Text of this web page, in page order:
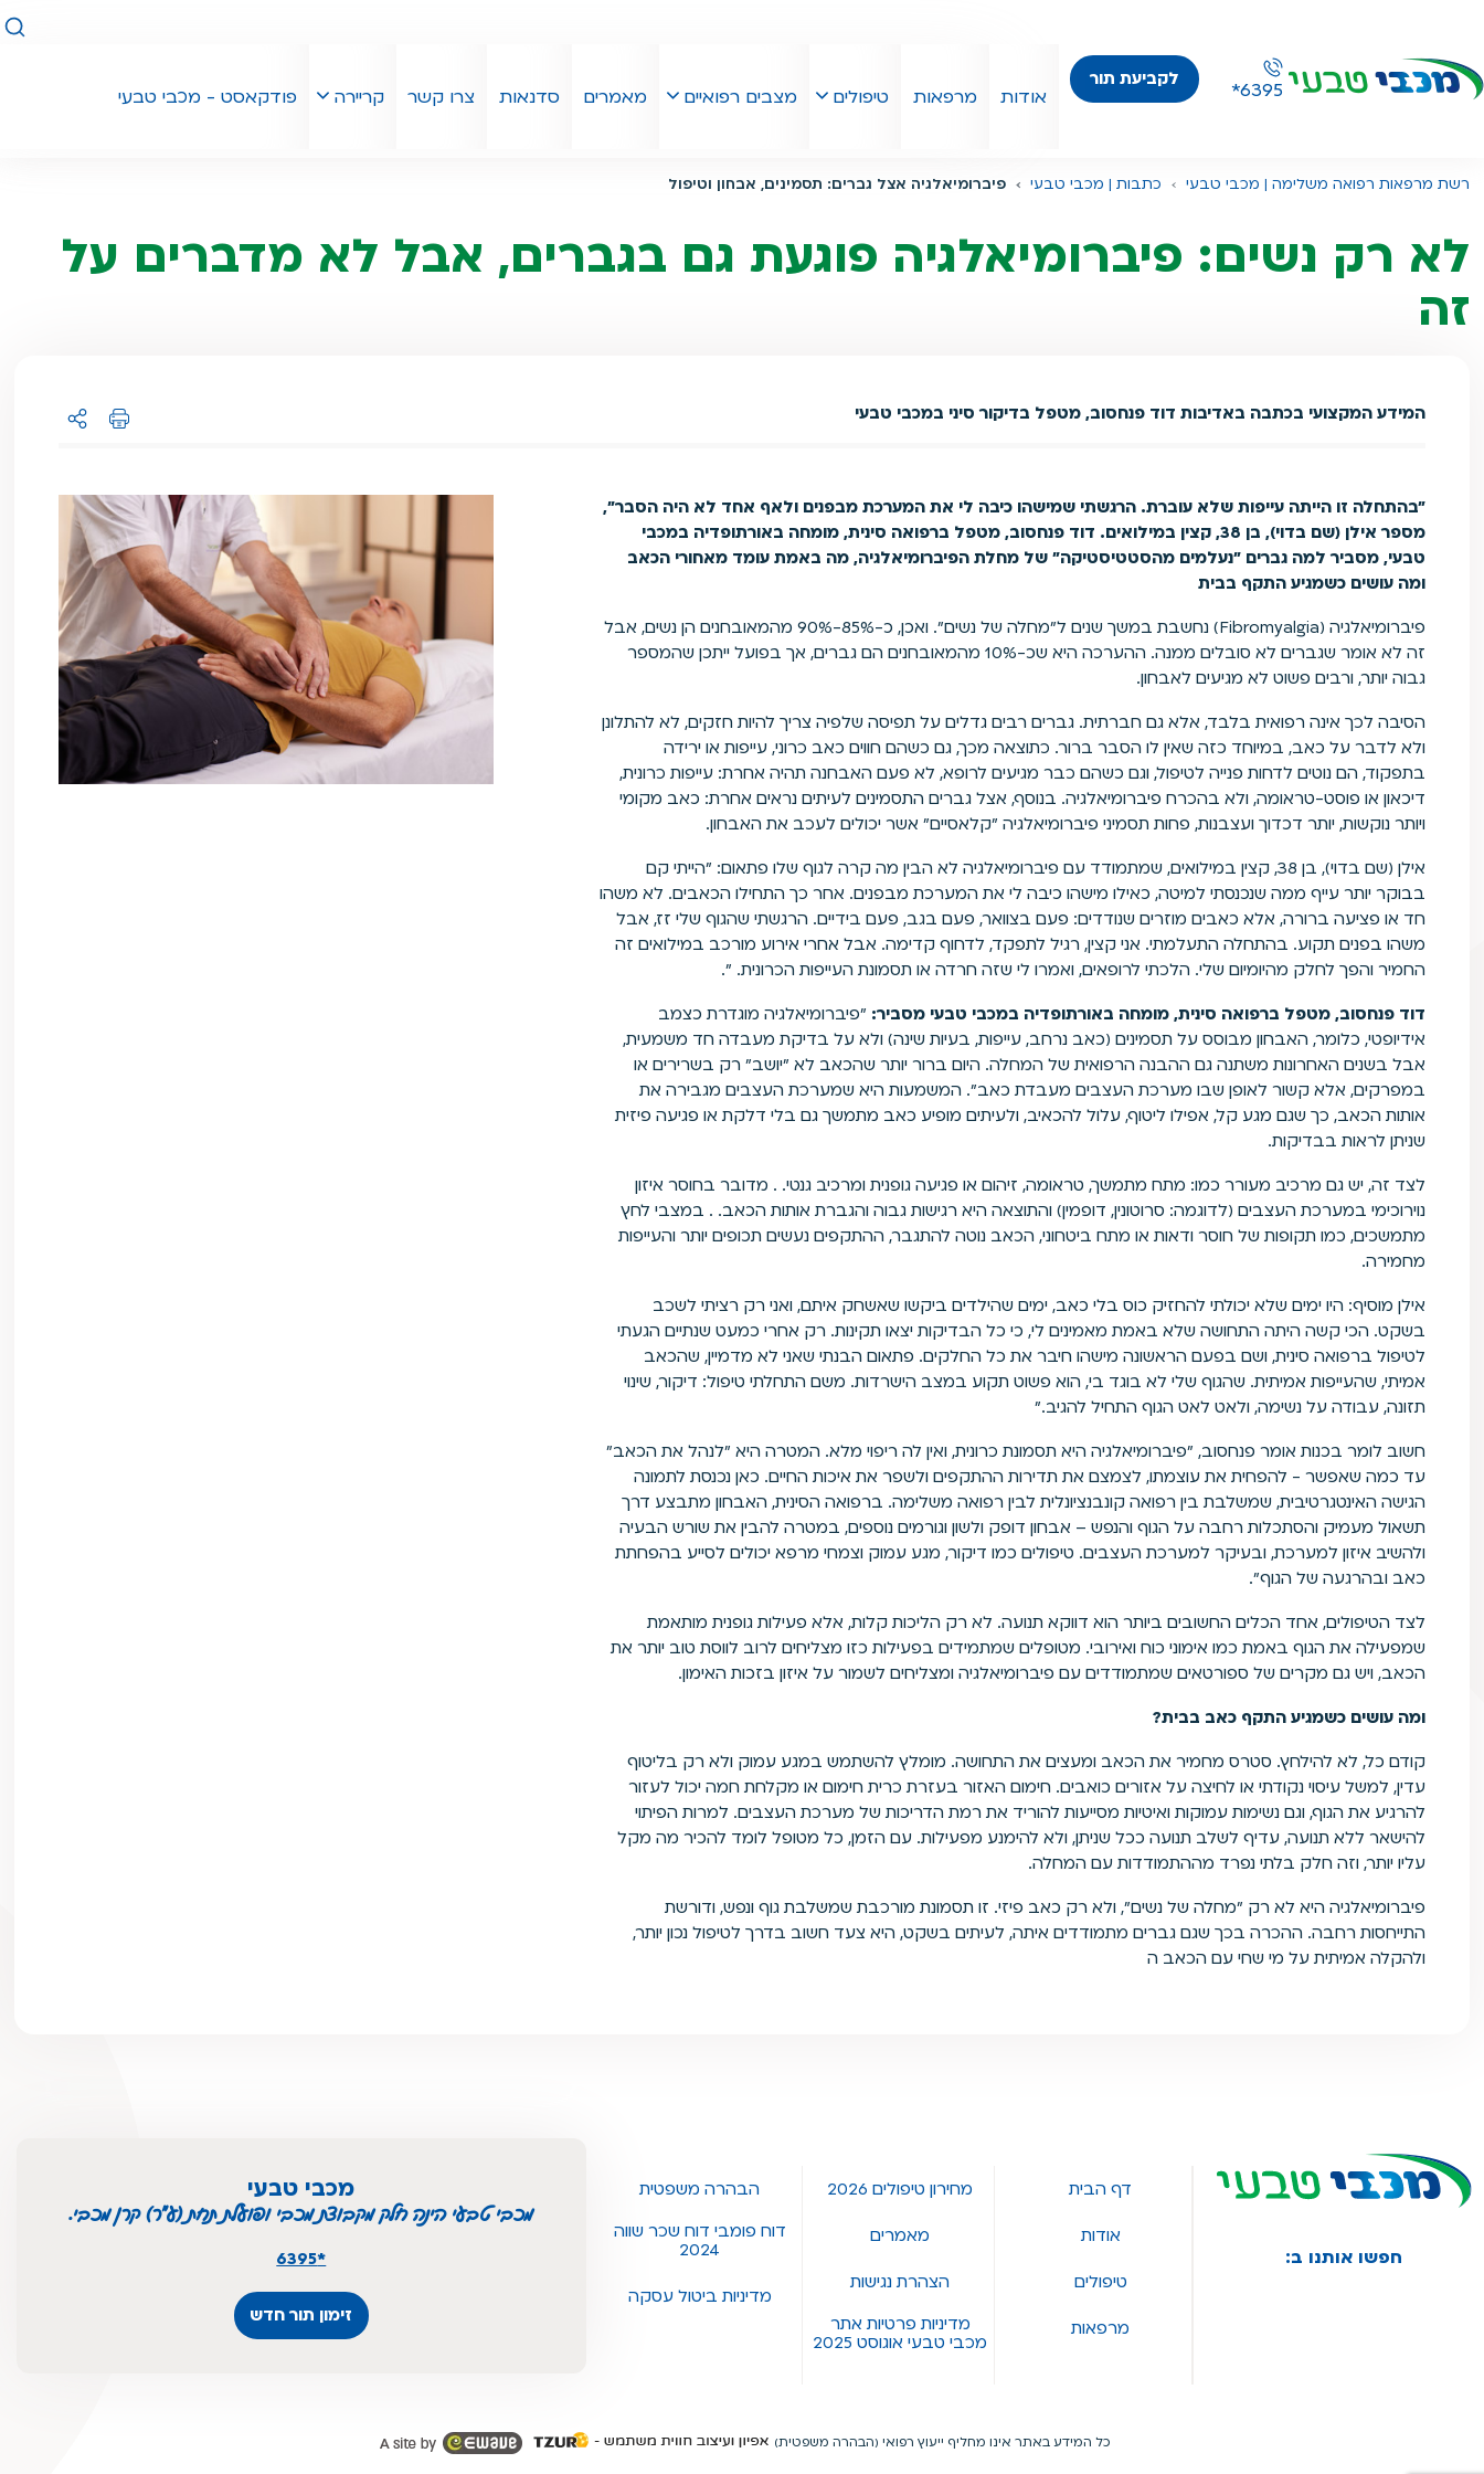
*6395 לקביעת תור
אודות מרפאות טיפולים מצבים רפואיים מאמרים סדנאות צרו קשר קריירה פודקאסט - מכבי טבעי
רשת מרפאות רפואה משלימה | מכבי טבעי כתבות | מכבי טבעי פיברומיאלגיה אצל גברים: תסמינים, אבחון וטיפול
לא רק נשים: פיברומיאלגיה פוגעת גם בגברים, אבל לא מדברים על
זה
המידע המקצועי בכתבה באדיבות דוד פנחסוב, מטפל בדיקור סיני במכבי טבעי
"בהתחלה זו הייתה עייפות שלא עוברת. הרגשתי שמישהו כיבה לי את המערכת מבפנים ולאף אחד לא היה הסבר",
מספר אילן (שם בדוי), בן 38, קצין במילואים.
דוד פנחסוב, מטפל ברפואה סינית, מומחה באורתופדיה במכבי
טבעי, מסביר למה גברים "נעלמים מהסטטיסטיקה" של מחלת הפיברומיאלגיה, מה באמת עומד מאחורי הכאב
ומה עושים כשמגיע התקף בבית
פיברומיאלגיה (Fibromyalgia) נחשבת במשך שנים ל"מחלה של נשים". ואכן, כ-85%-90% מהמאובחנים הן נשים, אבל
זה לא אומר שגברים לא סובלים ממנה. ההערכה היא שכ-10% מהמאובחנים הם גברים, אך בפועל ייתכן שהמספר
גבוה יותר, ורבים פשוט לא מגיעים לאבחון.
הסיבה לכך אינה רפואית בלבד, אלא גם חברתית. גברים רבים גדלים על תפיסה שלפיה צריך להיות חזקים, לא להתלונן
ולא לדבר על כאב, במיוחד כזה שאין לו הסבר ברור. כתוצאה מכך, גם כשהם חווים כאב כרוני, עייפות או ירידה
בתפקוד, הם נוטים לדחות פנייה לטיפול, וגם כשהם כבר מגיעים לרופא, לא פעם האבחנה תהיה אחרת: עייפות כרונית,
דיכאון או פוסט-טראומה, ולא בהכרח פיברומיאלגיה. בנוסף, אצל גברים התסמינים לעיתים נראים אחרת: כאב מקומי
ויותר נוקשות, יותר דכדוך ועצבנות, פחות תסמיני פיברומיאלגיה "קלאסיים" אשר יכולים לעכב את האבחון.
אילן (שם בדוי), בן 38, קצין במילואים, שמתמודד עם פיברומיאלגיה לא הבין מה קרה לגוף שלו פתאום: "הייתי קם
בבוקר יותר עייף ממה שנכנסתי למיטה, כאילו מישהו כיבה לי את המערכת מבפנים. אחר כך התחילו הכאבים. לא משהו
חד או פציעה ברורה, אלא כאבים מוזרים שנודדים: פעם בצוואר, פעם בגב, פעם בידיים. הרגשתי שהגוף שלי זז, אבל
משהו בפנים תקוע. בהתחלה התעלמתי. אני קצין, רגיל לתפקד, לדחוף קדימה. אבל אחרי אירוע מורכב במילואים זה
החמיר והפך לחלק מהיומיום שלי. הלכתי לרופאים, ואמרו לי שזה חרדה או תסמונת העייפות הכרונית. ".
דוד פנחסוב, מטפל ברפואה סינית, מומחה באורתופדיה במכבי טבעי מסביר: "פיברומיאלגיה מוגדרת כצמב
אידיופטי, כלומר, האבחון מבוסס על תסמינים (כאב נרחב, עייפות, בעיות שינה) ולא על בדיקת מעבדה חד משמעית,
אבל בשנים האחרונות משתנה גם ההבנה הרפואית של המחלה. היום ברור יותר שהכאב לא "יושב" רק בשרירים או
במפרקים, אלא קשור לאופן שבו מערכת העצבים מעבדת כאב". המשמעות היא שמערכת העצבים מגבירה את
אותות הכאב, כך שגם מגע קל, אפילו ליטוף, עלול להכאיב, ולעיתים מופיע כאב מתמשך גם בלי דלקת או פגיעה פיזית
שניתן לראות בבדיקות.
לצד זה, יש גם מרכיב מעורר כמו: מתח מתמשך, טראומה, זיהום או פגיעה גופנית ומרכיב גנטי. . מדובר בחוסר איזון
נוירוכימי במערכת העצבים (לדוגמה: סרוטונין, דופמין) והתוצאה היא רגישות גבוה והגברת אותות הכאב. . במצבי לחץ
מתמשכים, כמו תקופות של חוסר ודאות או מתח ביטחוני, הכאב נוטה להתגבר, ההתקפים נעשים תכופים יותר והעייפות
מחמירה.
אילן מוסיף: היו ימים שלא יכולתי להחזיק כוס בלי כאב, ימים שהילדים ביקשו שאשחק איתם, ואני רק רציתי לשכב
בשקט. הכי קשה היתה התחושה שלא באמת מאמינים לי, כי כל הבדיקות יצאו תקינות. רק אחרי כמעט שנתיים הגעתי
לטיפול ברפואה סינית, ושם בפעם הראשונה מישהו חיבר את כל החלקים. פתאום הבנתי שאני לא מדמיין, שהכאב
אמיתי, שהעייפות אמיתית. שהגוף שלי לא בוגד בי, הוא פשוט תקוע במצב הישרדות. משם התחלתי טיפול: דיקור, שינוי
תזונה, עבודה על נשימה, ולאט לאט הגוף התחיל להגיב.”
חשוב לומר בכנות אומר פנחסוב, "פיברומיאלגיה היא תסמונת כרונית, ואין לה ריפוי מלא. המטרה היא "לנהל את הכאב"
עד כמה שאפשר - להפחית את עוצמתו, לצמצם את תדירות ההתקפים ולשפר את איכות החיים. כאן נכנסת לתמונה
הגישה האינטגרטיבית, שמשלבת בין רפואה קונבנציונלית לבין רפואה משלימה. ברפואה הסינית, האבחון מתבצע דרך
תשאול מעמיק והסתכלות רחבה על הגוף והנפש – אבחון דופק ולשון וגורמים נוספים, במטרה להבין את שורש הבעיה
ולהשיב איזון למערכת, ובעיקר למערכת העצבים. טיפולים כמו דיקור, מגע עמוק וצמחי מרפא יכולים לסייע בהפחתת
כאב ובהרגעה של הגוף".
לצד הטיפולים, אחד הכלים החשובים ביותר הוא דווקא תנועה. לא רק הליכות קלות, אלא פעילות גופנית מותאמת
שמפעילה את הגוף באמת כמו אימוני כוח ואירובי. מטופלים שמתמידים בפעילות כזו מצליחים לרוב לווסת טוב יותר את
הכאב, ויש גם מקרים של ספורטאים שמתמודדים עם פיברומיאלגיה ומצליחים לשמור על איזון בזכות האימון.
ומה עושים כשמגיע התקף כאב בבית?
קודם כל, לא להילחץ. סטרס מחמיר את הכאב ומעצים את התחושה. מומלץ להשתמש במגע עמוק ולא רק בליטוף
עדין, למשל עיסוי נקודתי או לחיצה על אזורים כואבים. חימום האזור בעזרת כרית חימום או מקלחת חמה יכול לעזור
להרגיע את הגוף, וגם נשימות עמוקות ואיטיות מסייעות להוריד את רמת הדריכות של מערכת העצבים. למרות הפיתוי
להישאר ללא תנועה, עדיף לשלב תנועה ככל שניתן, ולא להימנע מפעילות. עם הזמן, כל מטופל לומד להכיר מה מקל
עליו יותר, וזה חלק בלתי נפרד מההתמודדות עם המחלה.
פיברומיאלגיה היא לא רק "מחלה של נשים", ולא רק כאב פיזי. זו תסמונת מורכבת שמשלבת גוף ונפש, ודורשת
התייחסות רחבה. ההכרה בכך שגם גברים מתמודדים איתה, לעיתים בשקט, היא צעד חשוב בדרך לטיפול נכון יותר,
ולהקלה אמיתית על מי שחי עם הכאב ה
חפשו אותנו ב:
דף הבית
אודות
טיפולים
מרפאות
מחירון טיפולים 2026
מאמרים
הצהרת נגישות
מדיניות פרטיות אתר
מכבי טבעי אוגוסט 2025
הבהרה משפטית
דוח פומבי דוח שכר שווה
2024
מדיניות ביטול עסקה
מכבי טבעי
מכבי טבעי הינה חלק מקבוצת מכבי ופועלת תחת (ע"ר) קרן מכבי.
*6395
זימון תור חדש
כל המידע באתר אינו מחליף ייעוץ רפואי (הבהרה משפטית)